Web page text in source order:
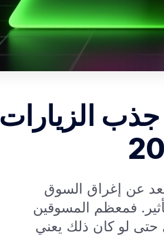
جذب الزيارات
المحتوى الفعالة لعام 2025 تبتعد عن إغراق السوق
فمعظم المسوقين
حتى لو كان ذلك يعني